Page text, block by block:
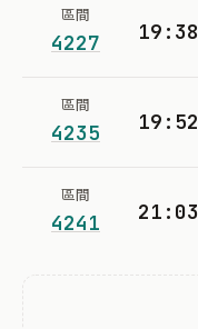
區間
4227 19:38
區間
4235 19:52
區間
4241 21:03